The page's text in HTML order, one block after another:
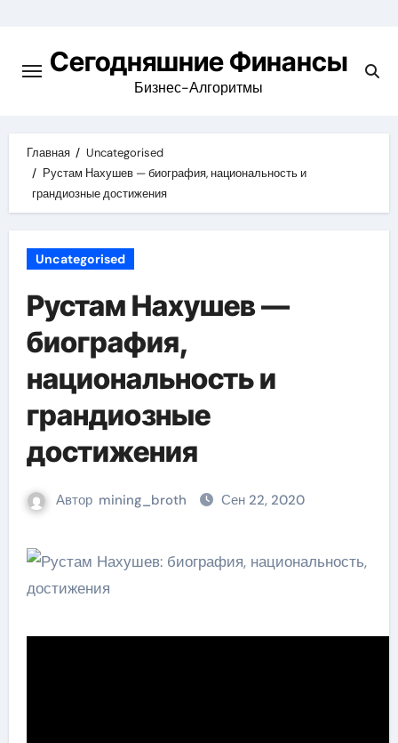
содержимомуСегодняшние Финансы
Бизнес-Алгоритмы
Главная
Uncategorised
Рустам Нахушев — биография, национальность и
грандиозные достижения
Uncategorised
Рустам Нахушев —
биография,
национальность и
грандиозные
достижения
Автор mining_broth Сен 22, 2020